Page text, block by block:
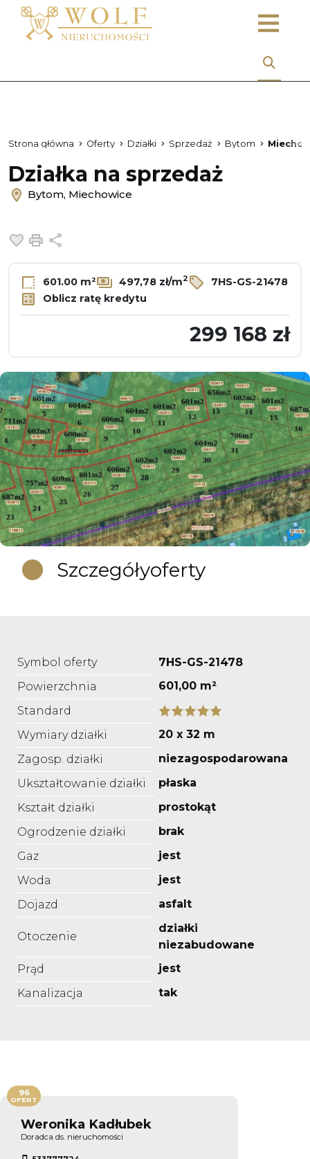
Strona główna Oferty Działki Sprzedaż Bytom
Działka na sprzedaż
Bytom, Miechowice
Dodaj do ulubionych
Drukuj
601.00 m² 497,78 zł/m2
7HS-GS-21478
Oblicz ratę kredytu
299 168 zł
Szczegółyoferty
Symbol oferty
7HS-GS-21478
Powierzchnia
601,00 m²
Standard
Wymiary działki
20 x 32 m
Zagosp. działki
niezagospodarowana
Ukształtowanie działki
płaska
Kształt działki
prostokąt
Ogrodzenie działki
brak
Gaz
jest
Woda
jest
Dojazd
asfalt
Otoczenie
działki
niezabudowane
Prąd
jest
Kanalizacja
tak
Weronika Kadłubek
Doradca ds. nieruchomości
96
OFERT